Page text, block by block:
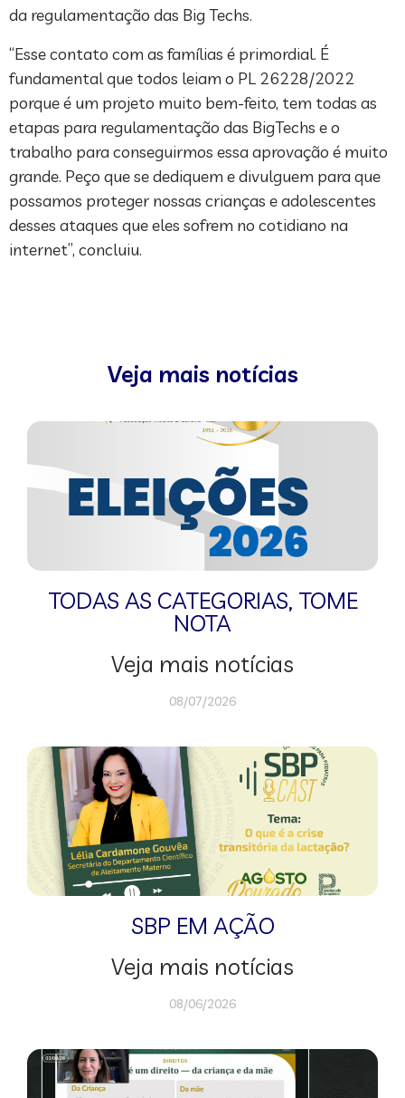
da regulamentação das Big Techs.
“Esse contato com as famílias é primordial. É
fundamental que todos leiam o PL 26228/2022
porque é um projeto muito bem-feito, tem todas as
etapas para regulamentação das BigTechs e o
trabalho para conseguirmos essa aprovação é muito
grande. Peço que se dediquem e divulguem para que
possamos proteger nossas crianças e adolescentes
desses ataques que eles sofrem no cotidiano na
internet”, concluiu.
Veja mais notícias
TODAS AS CATEGORIAS, TOME
NOTA
Veja mais notícias
08/07/2026
SBP EM AÇÃO
Veja mais notícias
08/06/2026